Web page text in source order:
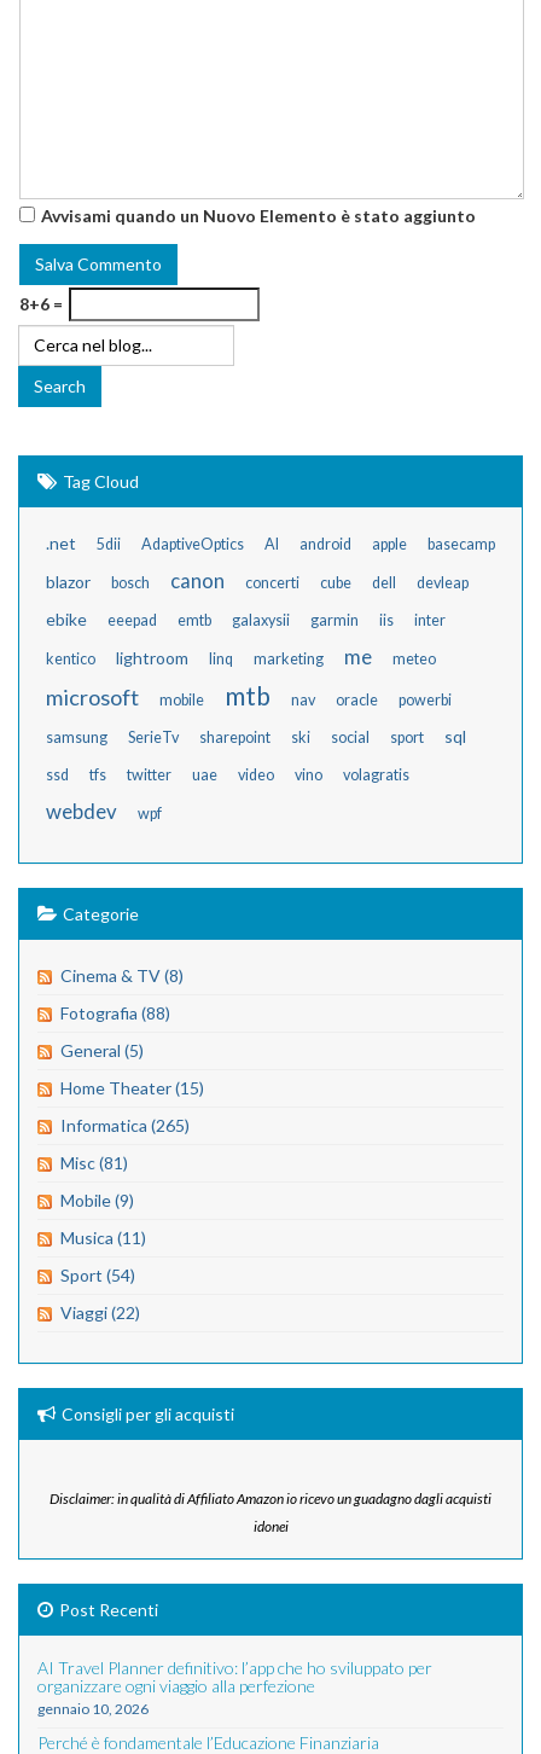
Avvisami quando un Nuovo Elemento è stato aggiunto
8+6 =
Tag Cloud
.net 5dii AdaptiveOptics AI android apple basecamp
blazor bosch canon concerti cube dell devleap
ebike eeepad emtb galaxysii garmin iis inter
kentico lightroom linq marketing me meteo
microsoft mobile mtb nav oracle powerbi
samsung SerieTv sharepoint ski social sport sql
ssd tfs twitter uae video vino volagratis
webdev wpf
Categorie
Cinema & TV (8)
Fotografia (88)
General (5)
Home Theater (15)
Informatica (265)
Misc (81)
Mobile (9)
Musica (11)
Sport (54)
Viaggi (22)
Consigli per gli acquisti
Disclaimer: in qualità di Affiliato Amazon io ricevo un guadagno dagli acquisti
idonei
Post Recenti
AI Travel Planner definitivo: l’app che ho sviluppato per
organizzare ogni viaggio alla perfezione
gennaio 10, 2026
Perché è fondamentale l’Educazione Finanziaria